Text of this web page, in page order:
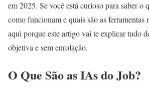
em 2025. Se você está curioso para saber o
como funcionam e quais são as ferramentas
aqui porque este artigo vai te explicar tudo
objetiva e sem enrolação.
O Que São as IAs do Job?